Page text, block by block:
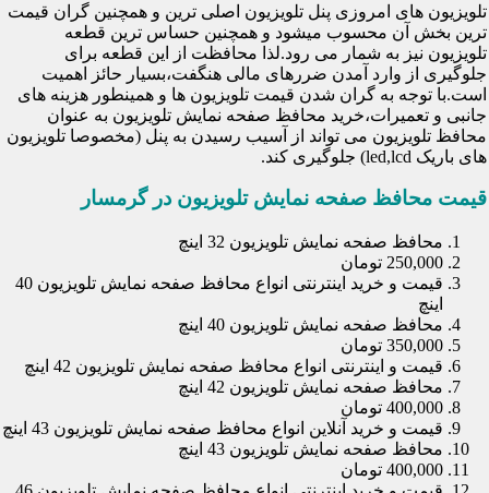
تلویزیون های امروزی پنل تلویزیون اصلی ترین و همچنین گران قیمت
ترین بخش آن محسوب میشود و همچنین حساس ترین قطعه
تلویزیون نیز به شمار می رود.لذا محافظت از این قطعه برای
جلوگیری از وارد آمدن ضررهای مالی هنگفت،بسیار حائز اهمیت
است.با توجه به گران شدن قیمت تلویزیون ها و همینطور هزینه های
جانبی و تعمیرات،خرید محافظ صفحه نمایش تلویزیون به عنوان
محافظ تلویزیون می تواند از آسیب رسیدن به پنل (مخصوصا تلویزیون
های باریک led,lcd) جلوگیری کند.
قیمت محافظ صفحه نمایش تلویزیون در گرمسار
محافظ صفحه نمایش تلویزیون 32 اینچ
250,000 تومان
قیمت و خرید اینترنتی انواع محافظ صفحه نمایش تلویزیون 40
اینچ
محافظ صفحه نمایش تلویزیون 40 اینچ
350,000 تومان
قیمت و اینترنتی انواع محافظ صفحه نمایش تلویزیون 42 اینچ
محافظ صفحه نمایش تلویزیون 42 اینچ
400,000 تومان
قیمت و خرید آنلاین انواع محافظ صفحه نمایش تلویزیون 43 اینچ
محافظ صفحه نمایش تلویزیون 43 اینچ
400,000 تومان